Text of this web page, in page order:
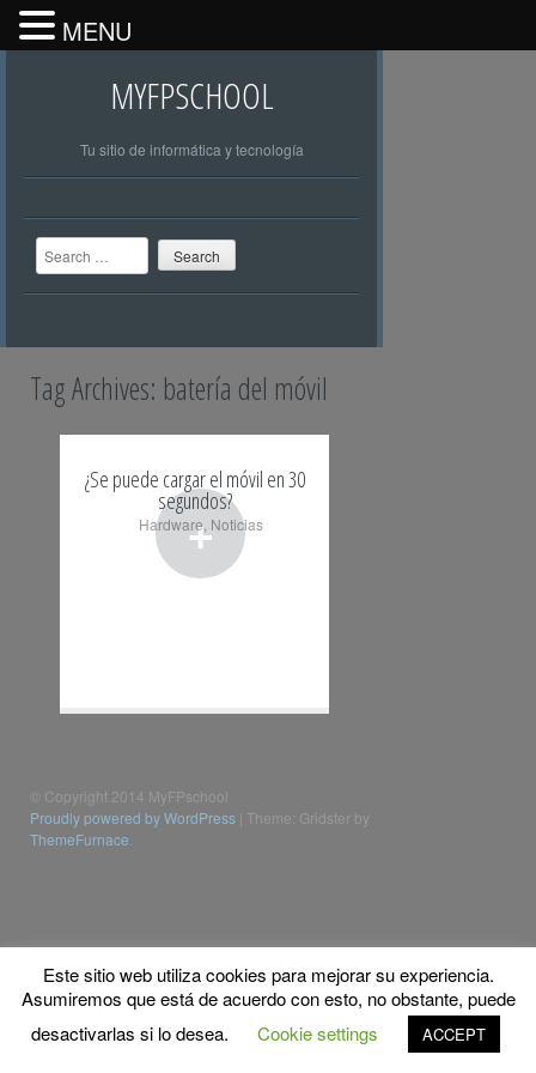
MYFPSCHOOL
Tu sitio de informática y tecnología
Search
Tag Archives: batería del móvil
+
¿Se puede cargar el móvil en 30
segundos?
Hardware, Noticias
© Copyright 2014 MyFPschool
Proudly powered by WordPress Theme: Gridster by
ThemeFurnace
Este sitio web utiliza cookies para mejorar su experiencia.
Asumiremos que está de acuerdo con esto, no obstante, puede
desactivarlas si lo desea.
Cookie settings ACCEPT
MENU